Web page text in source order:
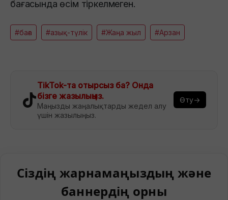
бағасында өсім тіркелмеген.
#баға #азық-түлік #Жаңа жыл #Арзан
TikTok-та отырсыз ба? Онда
бізге жазылыңыз.
Маңызды жаңалықтарды жедел алу
үшін жазылыңыз.
Өту→
Сіздің жарнамаңыздың және
баннердің орны